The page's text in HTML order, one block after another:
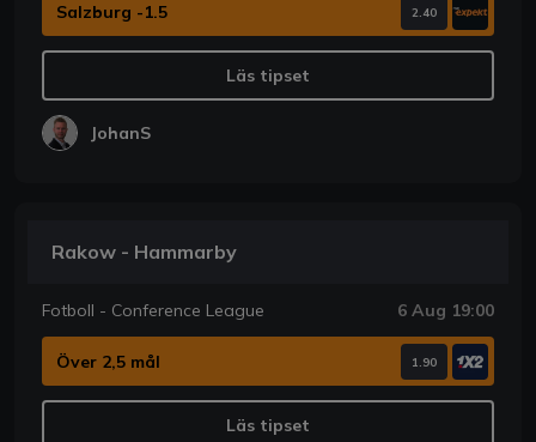
Salzburg -1.5 2.40
Läs tipset
JohanS
Rakow - Hammarby
Fotboll - Conference League 6 Aug 19:00
Över 2,5 mål 1.90
Läs tipset